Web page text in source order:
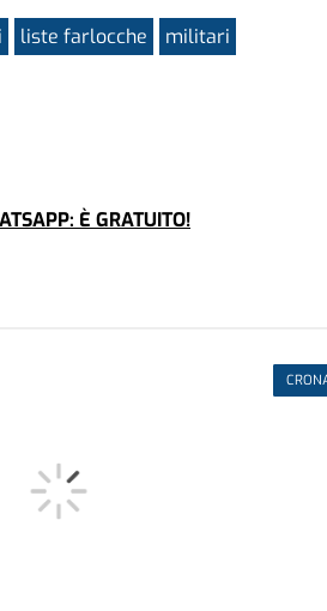
liste farlocche
militari
È GRATUITO!